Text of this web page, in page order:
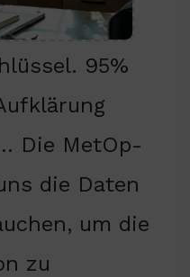
95%
Die MetOp-
die Daten
um die
zu